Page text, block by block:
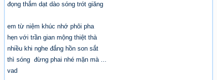
đọng thắm dạt dào sóng trót giăng
em từ niệm khúc nhớ phôi pha
hẹn với trần gian mộng thiệt thà
nhiều khi nghe đắng hồn son sắt
thì sóng đừng phai nhé mặn mà ...
vad